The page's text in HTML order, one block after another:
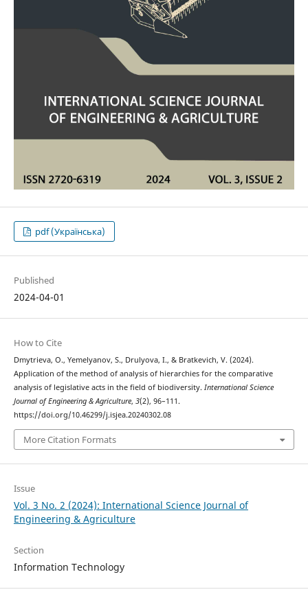
pdf (Українська)
Published
2024-04-01
How to Cite
Dmytrieva, O., Yemelyanov, S., Drulyova, I., & Bratkevich, V. (2024).
Application of the method of analysis of hierarchies for the comparative
analysis of legislative acts in the field of biodiversity. International Science
Journal of Engineering & Agriculture, 3(2), 96–111.
https://doi.org/10.46299/j.isjea.20240302.08
More Citation Formats
Issue
Vol. 3 No. 2 (2024): International Science Journal of
Engineering & Agriculture
Section
Information Technology